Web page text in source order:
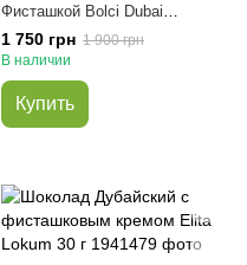
Фисташкой Bolci Dubai
Chocolate, 100 г(5 шт)
1 750 грн 1 900 грн
В наличии
Купить